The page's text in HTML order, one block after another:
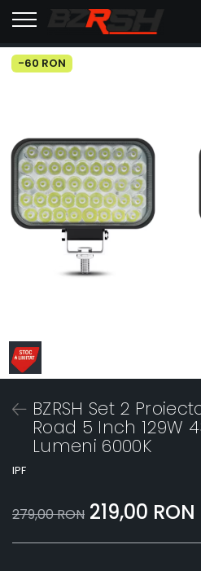
-60 RON
BZRSH Set 2
Road 5 Inch 129W
Lumeni 6000K
IPF
279,00 RON 219,00 RON